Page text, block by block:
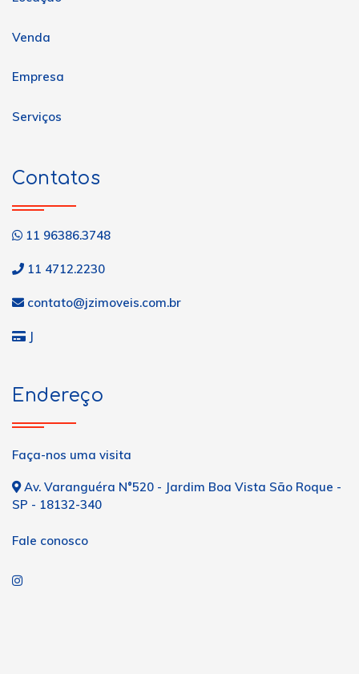
Venda
Empresa
Serviços
Contatos
11 96386.3748
11 4712.2230
contato@jzimoveis.com.br
J
Endereço
Faça-nos uma visita
Av. Varanguéra N°520 - Jardim Boa Vista São Roque -
SP - 18132-340
Fale conosco